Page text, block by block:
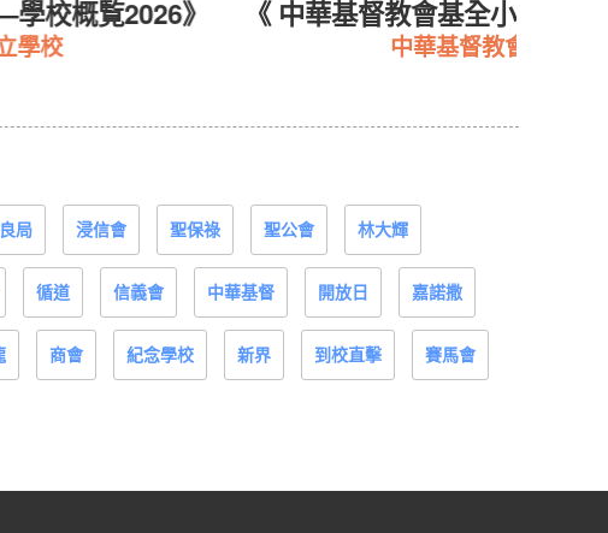
2026》 《 中華基督教會基全小學—— 校訊第
中華基督教會基全小學
局 浸信會 聖保祿 聖公會 林大輝
循道 信義會 中華基督 開放日 嘉諾撒
商會 紀念學校 新界 到校直擊 賽馬會